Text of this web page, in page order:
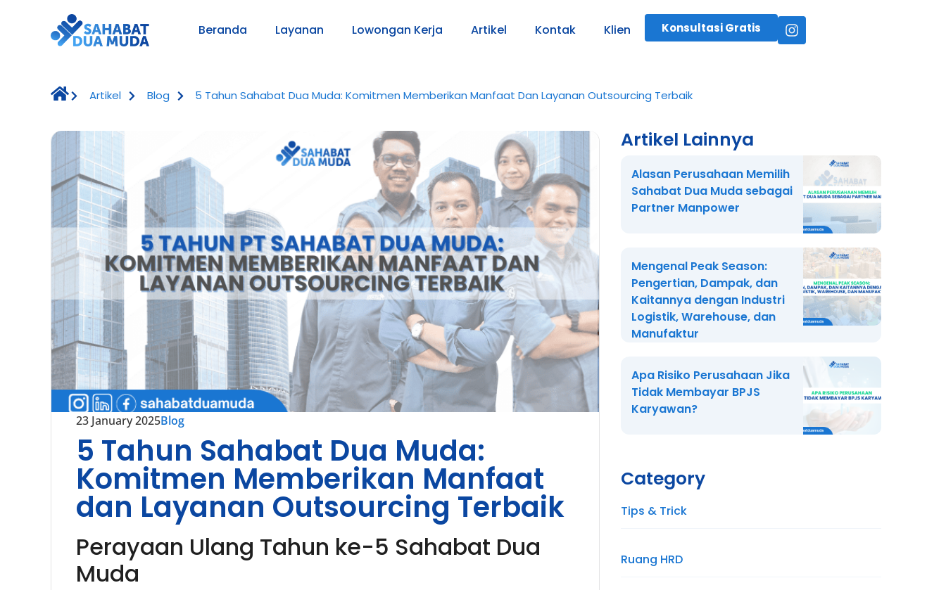
Beranda Layanan Lowongan Kerja Artikel Kontak Klien Konsultasi Gratis
Artikel Blog 5 Tahun Sahabat Dua Muda: Komitmen Memberikan Manfaat Dan Layanan Outsourcing Terbaik
23 January 2025Blog
5 Tahun Sahabat Dua Muda:
Komitmen Memberikan Manfaat
dan Layanan Outsourcing Terbaik
Perayaan Ulang Tahun ke-5 Sahabat Dua
Muda
Artikel Lainnya
Alasan Perusahaan Memilih
Sahabat Dua Muda sebagai
Partner Manpower
Mengenal Peak Season:
Pengertian, Dampak, dan
Kaitannya dengan Industri
Logistik, Warehouse, dan
Manufaktur
Apa Risiko Perusahaan Jika
Tidak Membayar BPJS
Karyawan?
Category
Tips & Trick
Ruang HRD